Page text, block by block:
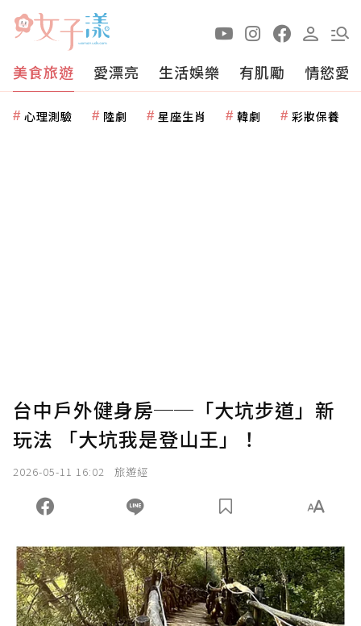
美食旅遊 愛漂亮 生活娛樂 有肌勵 情慾愛
心理測驗 陸劇 星座生肖 韓劇 彩妝保養
台中戶外健身房──「大坑步道」新
玩法 「大坑我是登山王」！
2026-05-11 16:02 旅遊經